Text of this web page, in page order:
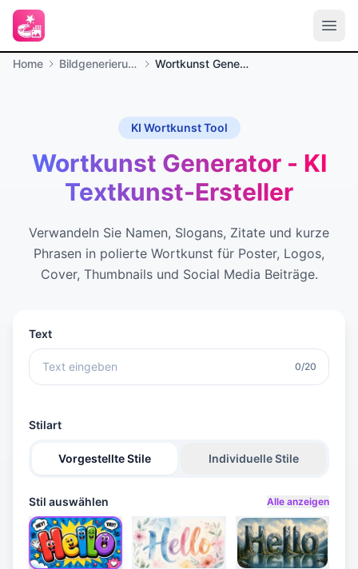
Home Bildgenerierung Wortkunst Generator
KI Wortkunst Tool
Wortkunst Generator - KI
Textkunst-Ersteller
Verwandeln Sie Namen, Slogans, Zitate und kurze
Phrasen in polierte Wortkunst für Poster, Logos,
Cover, Thumbnails und Social Media Beiträge.
Text
0/20
Stilart
Vorgestellte Stile Individuelle Stile
Stil auswählen Alle anzeigen